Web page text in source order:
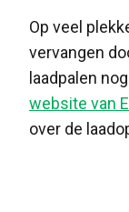
Op veel
vervangen
laadpalen
website van
over de